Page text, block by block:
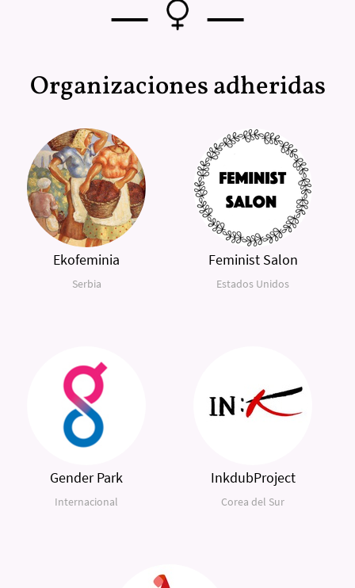
— —
Organizaciones adheridas
Ekofeminia
Serbia
Feminist Salon
Estados Unidos
Gender Park
Internacional
InkdubProject
Corea del Sur